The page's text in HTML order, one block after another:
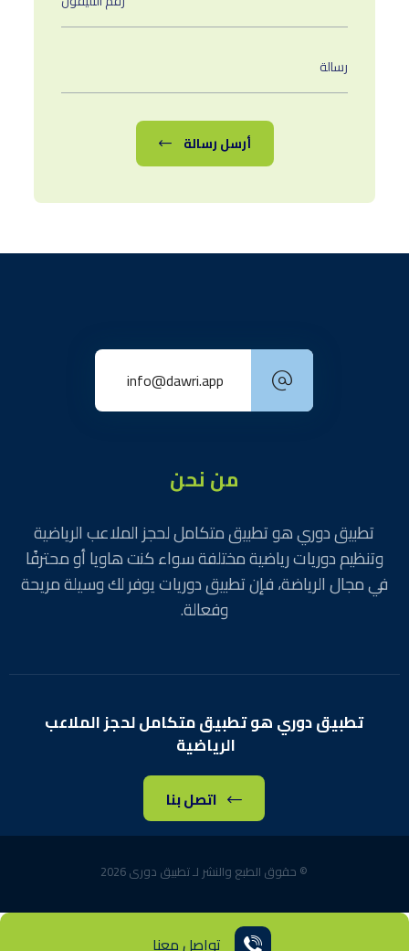
أرسل رسالة
info@dawri.app
من نحن
تطبيق دوري هو تطبيق متكامل لحجز الملاعب الرياضية
وتنظيم دوريات رياضية مختلفة سواء كنت هاويا أو محترفًا
في مجال الرياضة، فإن تطبيق دوريات يوفر لك وسيلة مريحة
وفعالة.
تطبيق دوري هو تطبيق متكامل لحجز الملاعب
الرياضية
اتصل بنا
© حقوق الطبع والنشر لـ تطبيق دورى 2026
تواصل معنا